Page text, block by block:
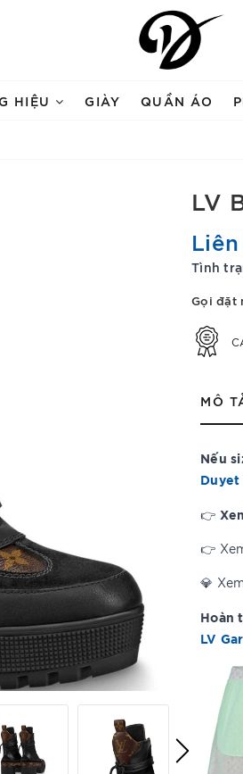
HIỆU GIÀY QUẦN ÁO
LV
Tình
Gọi đặt
MÔ
Nếu
Duyet
👉
👉
💎
Hoàn
LV